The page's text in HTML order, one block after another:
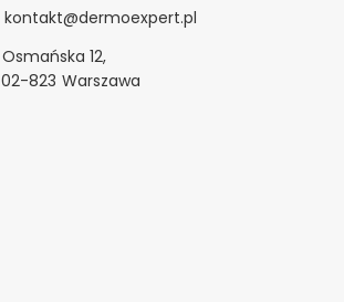
kontakt@dermoexpert.pl
Osmańska 12,
02-823 Warszawa